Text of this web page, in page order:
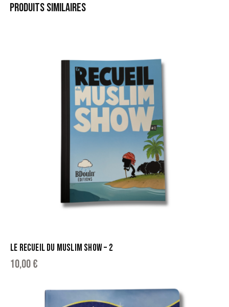
PRODUITS SIMILAIRES
LE RECUEIL DU MUSLIM SHOW – 2
10,00€